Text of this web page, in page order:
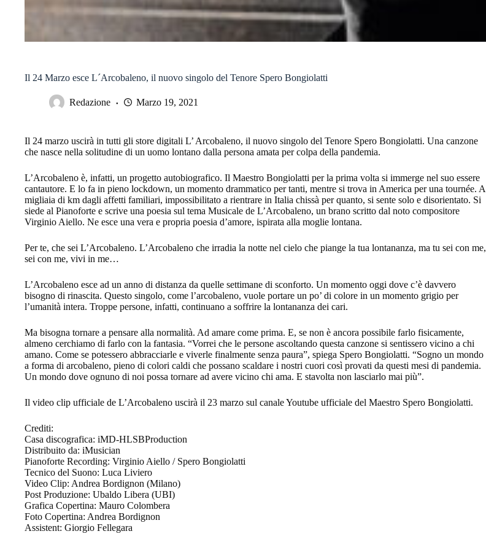
Il 24 Marzo esce L´Arcobaleno, il nuovo singolo del Tenore Spero Bongiolatti
Redazione Marzo 19, 2021
Il 24 marzo uscirà in tutti gli store digitali L’ Arcobaleno, il nuovo singolo del Tenore Spero Bongiolatti. Una canzone
che nasce nella solitudine di un uomo lontano dalla persona amata per colpa della pandemia.
L’Arcobaleno è, infatti, un progetto autobiografico. Il Maestro Bongiolatti per la prima volta si immerge nel suo essere
cantautore. E lo fa in pieno lockdown, un momento drammatico per tanti, mentre si trova in America per una tournée. A
migliaia di km dagli affetti familiari, impossibilitato a rientrare in Italia chissà per quanto, si sente solo e disorientato. Si
siede al Pianoforte e scrive una poesia sul tema Musicale de L’Arcobaleno, un brano scritto dal noto compositore
Virginio Aiello. Ne esce una vera e propria poesia d’amore, ispirata alla moglie lontana.
Per te, che sei L’Arcobaleno. L’Arcobaleno che irradia la notte nel cielo che piange la tua lontananza, ma tu sei con me,
sei con me, vivi in me…
L’Arcobaleno esce ad un anno di distanza da quelle settimane di sconforto. Un momento oggi dove c’è davvero
bisogno di rinascita. Questo singolo, come l’arcobaleno, vuole portare un po’ di colore in un momento grigio per
l’umanità intera. Troppe persone, infatti, continuano a soffrire la lontananza dei cari.
Ma bisogna tornare a pensare alla normalità. Ad amare come prima. E, se non è ancora possibile farlo fisicamente,
almeno cerchiamo di farlo con la fantasia. “Vorrei che le persone ascoltando questa canzone si sentissero vicino a chi
amano. Come se potessero abbracciarle e viverle finalmente senza paura”, spiega Spero Bongiolatti. “Sogno un mondo
a forma di arcobaleno, pieno di colori caldi che possano scaldare i nostri cuori così provati da questi mesi di pandemia.
Un mondo dove ognuno di noi possa tornare ad avere vicino chi ama. E stavolta non lasciarlo mai più”.
Il video clip ufficiale de L’Arcobaleno uscirà il 23 marzo sul canale Youtube ufficiale del Maestro Spero Bongiolatti.
Crediti:
Casa discografica: iMD-HLSBProduction
Distribuito da: iMusician
Pianoforte Recording: Virginio Aiello / Spero Bongiolatti
Tecnico del Suono: Luca Liviero
Video Clip: Andrea Bordignon (Milano)
Post Produzione: Ubaldo Libera (UBI)
Grafica Copertina: Mauro Colombera
Foto Copertina: Andrea Bordignon
Assistent: Giorgio Fellegara